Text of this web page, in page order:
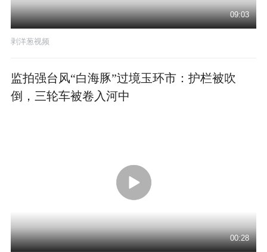
09:03
剥洋葱视频
监拍强台风“白海豚”过境玉环市：护栏被吹
倒，三轮车被卷入河中
00:28